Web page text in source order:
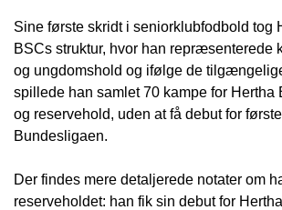
Sine første skridt i seniorklubfodbold tog
BSCs struktur, hvor han repræsenterede
og ungdomshold og ifølge de
spillede han samlet 70 kampe for Hertha
og reservehold, uden at få debut for
Bundesligaen.
Der findes mere detaljerede notater om
reserveholdet: han fik sin debut for